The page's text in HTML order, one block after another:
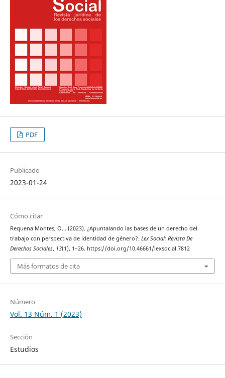
PDF
Publicado
2023-01-24
Cómo citar
Requena Montes, O. . (2023). ¿Apuntalando las bases de un derecho del
trabajo con perspectiva de identidad de género?. Lex Social: Revista De
Derechos Sociales, 13(1), 1–26. https://doi.org/10.46661/lexsocial.7812
Más formatos de cita
Número
Vol. 13 Núm. 1 (2023)
Sección
Estudios